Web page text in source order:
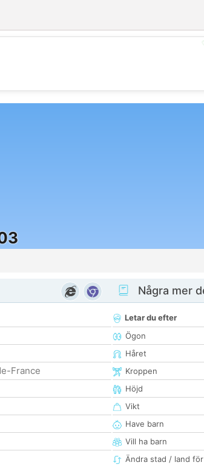
France
Några mer
Letar du efter
Ögon
Håret
Kroppen
Höjd
Vikt
Have barn
Vill ha barn
Ändra stad / land